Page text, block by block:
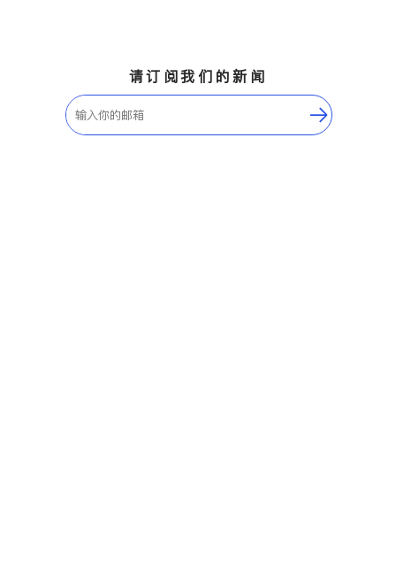
请订阅我们的新闻